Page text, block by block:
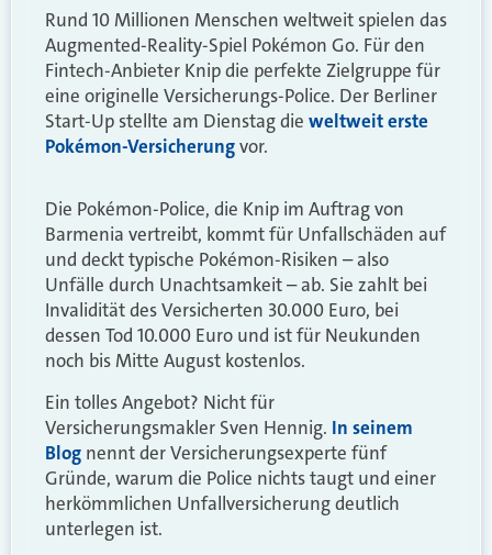
Rund 10 Millionen Menschen weltweit spielen das
Augmented-Reality-Spiel Pokémon Go. Für den
Fintech-Anbieter Knip die perfekte Zielgruppe für
eine originelle Versicherungs-Police. Der Berliner
Start-Up stellte am Dienstag die weltweit erste
Pokémon-Versicherungvor.
Die Pokémon-Police, die Knip im Auftrag von
Barmenia vertreibt, kommt für Unfallschäden auf
und deckt typische Pokémon-Risiken – also
Unfälle durch Unachtsamkeit – ab. Sie zahlt bei
Invalidität des Versicherten 30.000 Euro, bei
dessen Tod 10.000 Euro und ist für Neukunden
noch bis Mitte August kostenlos.
Ein tolles Angebot? Nicht für
Versicherungsmakler Sven Hennig. In seinem
Blog nennt der Versicherungsexperte fünf
Gründe, warum die Police nichts taugt und einer
herkömmlichen Unfallversicherung deutlich
unterlegen ist.